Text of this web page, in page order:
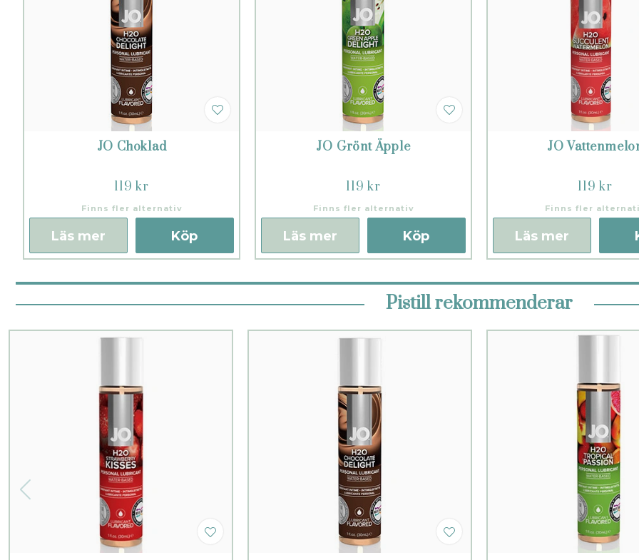
JO Choklad
119 kr
Finns fler alternativ
Köp
Läs mer
JO Grönt Äpple
119 kr
Finns fler alternativ
Köp
Läs mer
JO
119 kr
Finns fler
Läs mer
Pistill rekommenderar